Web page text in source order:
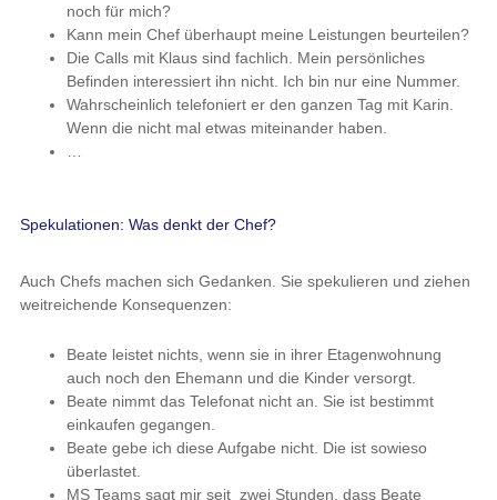
noch für mich?
Kann mein Chef überhaupt meine Leistungen beurteilen?
Die Calls mit Klaus sind fachlich. Mein persönliches
Befinden interessiert ihn nicht. Ich bin nur eine Nummer.
Wahrscheinlich telefoniert er den ganzen Tag mit Karin.
Wenn die nicht mal etwas miteinander haben.
Spekulationen: Was denkt der Chef?
Auch Chefs machen sich Gedanken. Sie spekulieren und ziehen
weitreichende Konsequenzen:
Beate leistet nichts, wenn sie in ihrer Etagenwohnung
auch noch den Ehemann und die Kinder versorgt.
Beate nimmt das Telefonat nicht an. Sie ist bestimmt
einkaufen gegangen.
Beate gebe ich diese Aufgabe nicht. Die ist sowieso
überlastet.
MS Teams sagt mir seit zwei Stunden, dass Beate